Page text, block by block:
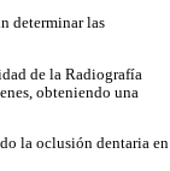
determinar las
de la Radiografía
obteniendo una
la oclusión dentaria en